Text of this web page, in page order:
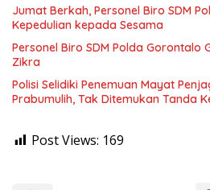
Jumat Berkah, Personel Biro SDM
Kepedulian kepada Sesama
Personel Biro SDM Polda Gorontalo
Zikra
Polisi Selidiki Penemuan Mayat
Prabumulih, Tak Ditemukan Tanda
Post Views: 169